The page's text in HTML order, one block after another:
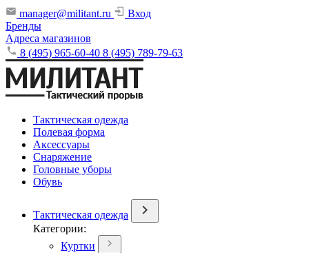
manager@militant.ru
Вход
Бренды
Адреса магазинов
8 (495) 965-60-40 8 (495) 789-79-63
Тактическая одежда
Полевая форма
Аксессуары
Снаряжение
Головные уборы
Обувь
Тактическая одежда
Категории:
Куртки